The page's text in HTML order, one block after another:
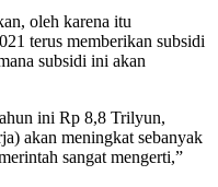
oleh karena itu
terus memberikan subsidi
subsidi ini akan
ini Rp 8,8 Trilyun,
akan meningkat sebanyak
sangat mengerti,”